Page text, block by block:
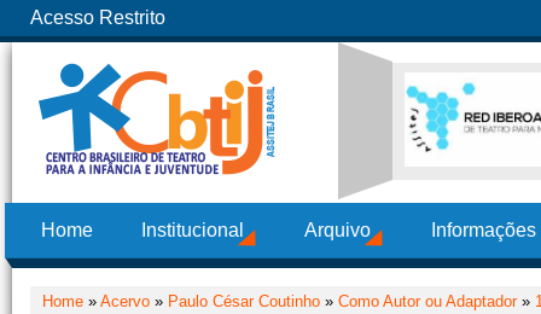
Acesso Restrito
Home Institucional Arquivo
Home » Acervo » Paulo César Coutinho » Como Autor ou Adaptador»